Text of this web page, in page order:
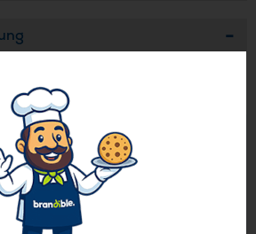
unserenQualitätscheck
Shop.Mehr erfahren